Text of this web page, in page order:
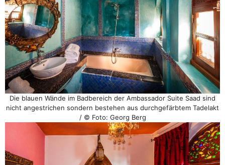
Die blauen Wände im Badbereich der Ambassador Suite Saad sind
nicht angestrichen sondern bestehen aus durchgefärbtem Tadelakt
/ © Foto: Georg Berg